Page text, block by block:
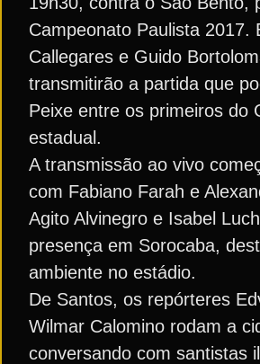
Campeonato Paulista 2017.
Callegares e Guido
transmitirão a partida que
Peixe entre os primeiros do
estadual.
A transmissão ao vivo
com Fabiano Farah e
Agito Alvinegro e Isabel
presença em Sorocaba,
ambiente no estádio.
De Santos, os repórteres
Wilmar Calomino rodam a
conversando com santistas